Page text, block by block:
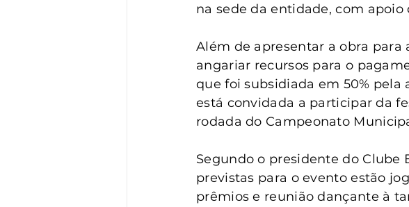
na sede da entidade, com apoio
Além de apresentar a obra
angariar recursos para o
que foi subsidiada em 50%
está convidada a participar da
rodada do Campeonato
Segundo o presidente do Clube
previstas para o evento estão
prêmios e reunião dançante à